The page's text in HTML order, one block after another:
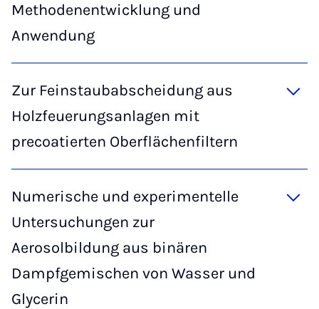
Methodenentwicklung und
Anwendung
Zur Feinstaubabscheidung aus
Holzfeuerungsanlagen mit
precoatierten Oberflächenfiltern
Numerische und experimentelle
Untersuchungen zur
Aerosolbildung aus binären
Dampfgemischen von Wasser und
Glycerin